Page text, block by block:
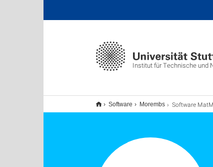
Institut für Technische und
Software Morembs Software